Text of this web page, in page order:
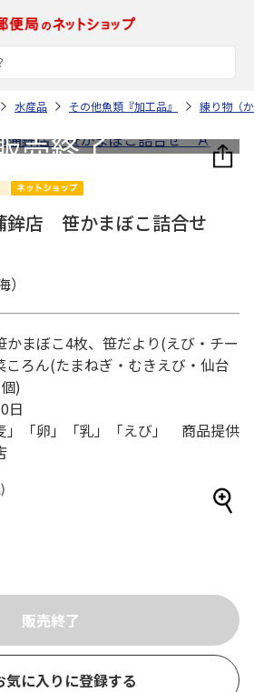
水産品 その他魚類『加工品』 練り物（
鉾店 笹かまぼこ詰合せ
まぼこ4枚、笹だより(えび・チー
ろん(たまねぎ・むきえび・仙台
)
日
」「卵」「乳」「えび」 商品提供
気に入りに登録する